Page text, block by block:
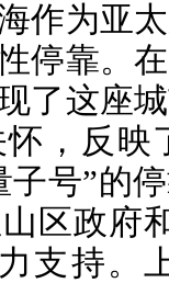
作为亚
停靠。
了这座
，反映
子号”的
区政府
支持。